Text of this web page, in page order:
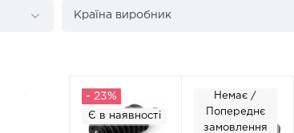
Країна виробник
- 23%
Є в наявності
Немає /
Попереднє
замовлення